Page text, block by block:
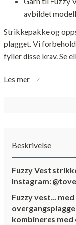
avbildet
Strikkepakke og
plagget. Vi
fyller disse krav. Se
Les mer
Beskrivelse
Fuzzy Vest
Instagram:
Fuzzy vest...
kombineres